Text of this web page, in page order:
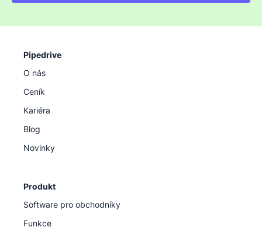
Pipedrive
O nás
Ceník
Kariéra
Blog
Novinky
Produkt
Software pro obchodníky
Funkce